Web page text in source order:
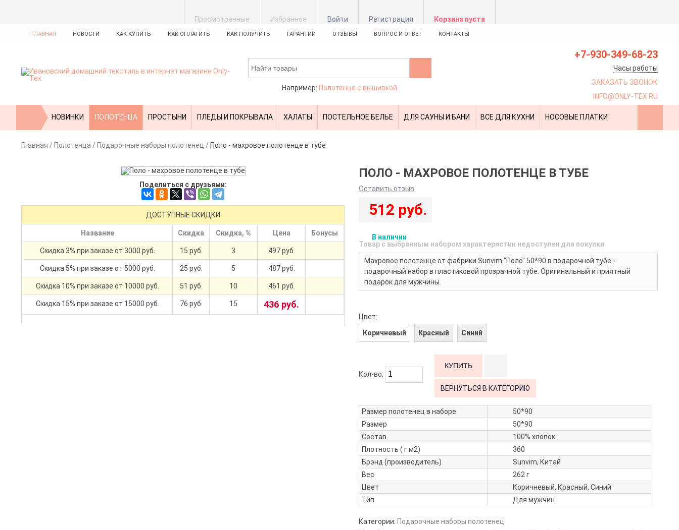
Просмотренные Избранное Войти Регистрация Корзина пуста
ГЛАВНАЯ НОВОСТИ КАК КУПИТЬ КАК ОПЛАТИТЬ КАК ПОЛУЧИТЬ ГАРАНТИИ ОТЗЫВЫ ВОПРОС И ОТВЕТ КОНТАКТЫ
Например: Полотенце с вышивкой
+7-930-349-68-23
Часы работы
ЗАКАЗАТЬ ЗВОНОК
INFO@ONLY-TEX.RU
НОВИНКИ ПОЛОТЕНЦА ПРОСТЫНИ ПЛЕДЫ И ПОКРЫВАЛА ХАЛАТЫ ПОСТЕЛЬНОЕ БЕЛЬЕ ДЛЯ САУНЫ И БАНИ ВСЕ ДЛЯ КУХНИ НОСОВЫЕ ПЛАТКИ
Главная / Полотенца / Подарочные наборы полотенец / Поло - махровое полотенце в тубе
Поделиться с друзьями:
ДОСТУПНЫЕ СКИДКИ
Название Скидка Скидка, % Цена Бонусы
Скидка 3% при заказе от 3000 руб. 15 руб. 3 497 руб.
Скидка 5% при заказе от 5000 руб. 25 руб. 5 487 руб.
Скидка 10% при заказе от 10000 руб. 51 руб. 10 461 руб.
Скидка 15% при заказе от 15000 руб. 76 руб. 15 436 руб.
ПОЛО - МАХРОВОЕ ПОЛОТЕНЦЕ В ТУБЕ
Оставить отзыв
512 руб.
В наличии
Товар с выбранным набором характеристик недоступен для покупки
Махровое полотенце от фабрики Sunvim "Поло" 50*90 в подарочной тубе -
подарочный набор в пластиковой прозрачной тубе. Оригинальный и приятный
подарок для мужчины.
Цвет:
Коричневый
Красный Синий
Кол-во:
ВЕРНУТЬСЯ В КАТЕГОРИЮ
Размер полотенец в наборе
50*90
Размер
50*90
Состав
100% хлопок
Плотность ( г.м2)
360
Брэнд (производитель)
Sunvim, Китай
Вес
262 г
Цвет
Коричневый, Красный, Синий
Тип
Для мужчин
Категории: Подарочные наборы полотенец